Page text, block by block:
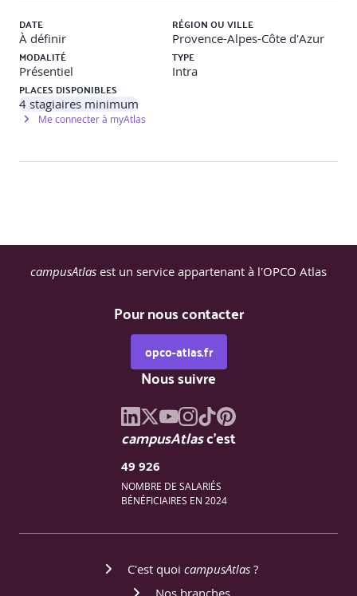
DATE
À définir
RÉGION OU VILLE
Provence-Alpes-Côte d'Azur
MODALITÉ
Présentiel
TYPE
Intra
PLACES DISPONIBLES
4 stagiaires minimum
Me connecter à myAtlas
campusAtlas est un service appartenant à l'OPCO Atlas
Pour nous contacter
opco-atlas.fr
Nous suivre
campusAtlasc'est
49 926
NOMBRE DE SALARIÉS
BÉNÉFICIAIRES EN 2024
C'est quoi campusAtlas ?